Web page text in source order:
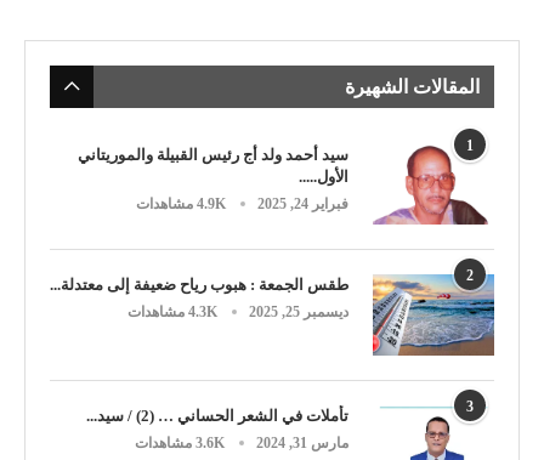
المقالات الشهيرة
1
سيد أحمد ولد أج رئيس القبيلة والموريتاني
الأول.....
فبراير 24, 2025 4.9K مشاهدات
2 طقس الجمعة : هبوب رياح ضعيفة إلى معتدلة...
ديسمبر 25, 2025 4.3K مشاهدات
3 تأملات في الشعر الحساني … (2) / سيد...
مارس 31, 2024 3.6K مشاهدات